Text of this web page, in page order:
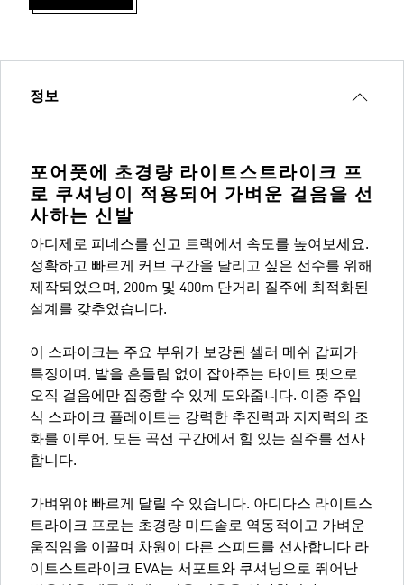
정보
포어풋에 초경량 라이트스트라이크 프
로 쿠셔닝이 적용되어 가벼운 걸음을 선
사하는 신발
아디제로 피네스를 신고 트랙에서 속도를 높여보세요.
정확하고 빠르게 커브 구간을 달리고 싶은 선수를 위해
제작되었으며, 200m 및 400m 단거리 질주에 최적화된
설계를 갖추었습니다.
이 스파이크는 주요 부위가 보강된 셀러 메쉬 갑피가
특징이며, 발을 흔들림 없이 잡아주는 타이트 핏으로
오직 걸음에만 집중할 수 있게 도와줍니다. 이중 주입
식 스파이크 플레이트는 강력한 추진력과 지지력의 조
화를 이루어, 모든 곡선 구간에서 힘 있는 질주를 선사
합니다.
가벼워야 빠르게 달릴 수 있습니다. 아디다스 라이트스
트라이크 프로는 초경량 미드솔로 역동적이고 가벼운
움직임을 이끌며 차원이 다른 스피드를 선사합니다 라
이트스트라이크 EVA는 서포트와 쿠셔닝으로 뛰어난